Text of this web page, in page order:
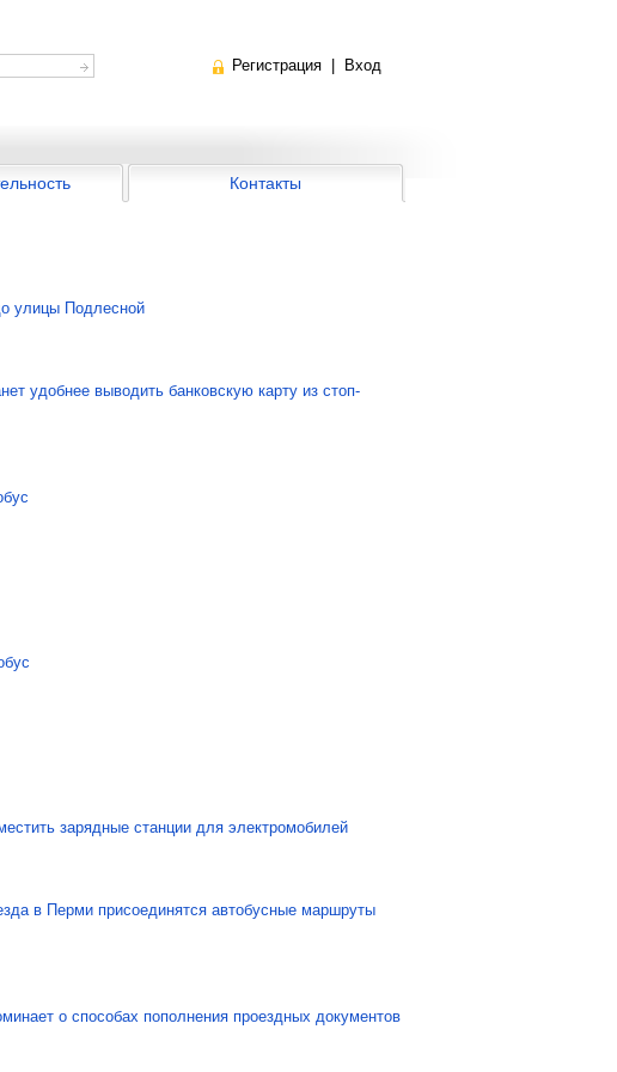
Регистрация Вход
Контакты
улицы Подлесной
удобнее выводить банковскую карту из стоп-
зарядные станции для электромобилей
в Перми присоединятся автобусные маршруты
о способах пополнения проездных документов